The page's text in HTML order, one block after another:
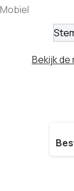
Bekijk